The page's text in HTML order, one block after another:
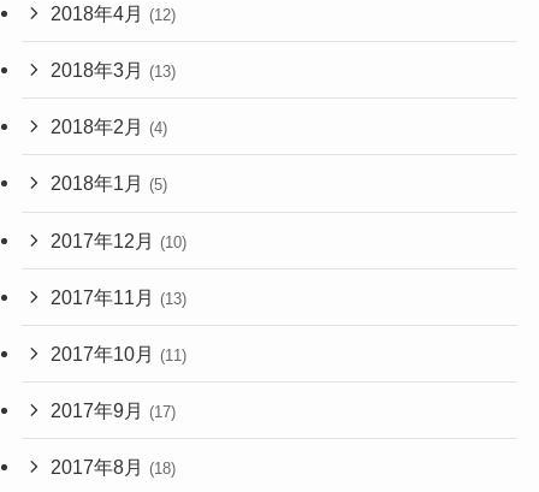
2018年4月 (12)
2018年3月 (13)
2018年2月 (4)
2018年1月 (5)
2017年12月 (10)
2017年11月 (13)
2017年10月 (11)
2017年9月 (17)
2017年8月 (18)